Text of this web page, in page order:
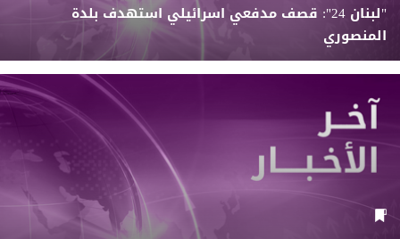
"لبنان 24": قصف مدفعي اسرائيلي استهدف بلدة
المنصوري